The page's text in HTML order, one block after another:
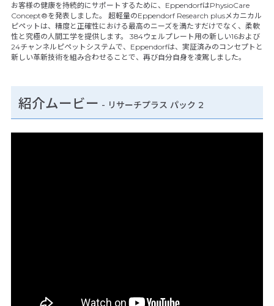
お客様の健康を持続的にサポートするために、EppendorfはPhysioCare
Concept®を発表しました。 超軽量のEppendorf Research plusメカニカル
ピペットは、精度と正確性における最高のニーズを満たすだけでなく、柔軟
性と究極の人間工学を提供します。 384ウェルプレート用の新しい16および
24チャンネルピペットシステムで、Eppendorfは、実証済みのコンセプトと
新しい革新技術を組み合わせることで、再び自分自身を凌駕しました。
紹介ムービー - リサーチプラス パック 2